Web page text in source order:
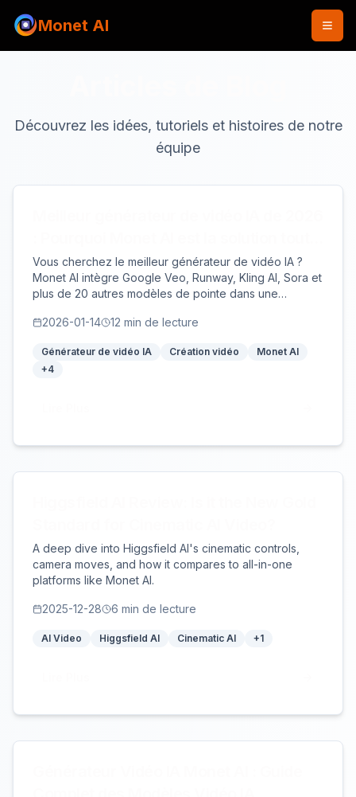
Monet AI
Découvrez les idées, tutoriels et histoires de notre
équipe
en-un ultime
Vous cherchez le meilleur générateur de vidéo IA ?
Monet AI intègre Google Veo, Runway, Kling AI, Sora et
plus de 20 autres modèles de pointe dans une
des vidéos professionnelles et rationalisez votre flux
2026-01-14 12 min de lecture
Générateur de vidéo IA Création vidéo
Monet AI
+4
A deep dive into Higgsfield AI's cinematic controls,
camera moves, and how it compares to all-in-one
platforms like Monet AI.
2025-12-28 6 min de lecture
AI Video Higgsfield AI Cinematic AI +1